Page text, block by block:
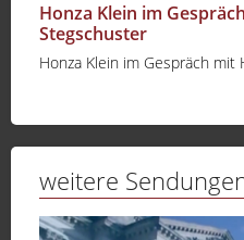
Honza Klein im
Stegschuster
Honza Klein im Gespräch
weitere